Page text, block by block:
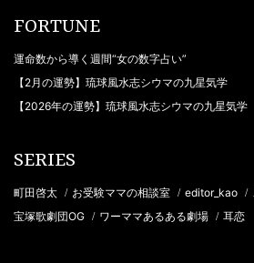
FORTUNE
運命数から導く週間“女の数字占い”
【2月の運勢】琉球風水志シウマの九星気学
【2026年の運勢】琉球風水志シウマの九星気学
SERIES
町田啓太 / お受験ママの相談室 / editor_kao /
宝塚歌劇団OG / ワーママあるある劇場 / 耳恋